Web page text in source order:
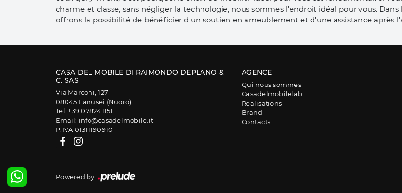
charme et classe, sans négliger la technologie, nous sommes l'endroit idéal pour vous.
offrons la possibilité de bénéficier d'un soutien en ameublement et d'une assistance après
CASA DEL MOBILE DI RAIMONDO DEPLANO &
C. SAS
Via Marconi, 127
08045 Lanusei (Nuoro)
Tel: +39 078241151
Email: info@casadelmobile.it
P.IVA 01311190910
AGENCE
Qui nous sommes
Casadelmobilelab
Realisations
Brand
Contacts
Powered by